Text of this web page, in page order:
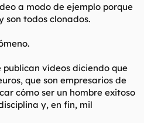
a modo de ejemplo porque
son todos clonados.
publican vídeos diciendo que
que son empresarios de
cómo ser un hombre exitoso
y, en fin, mil